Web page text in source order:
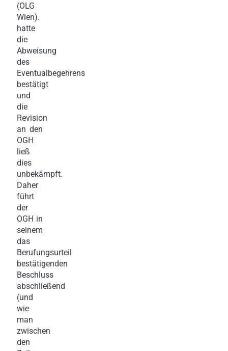
(OLG
Wien).
hatte
die
Abweisung
des
Eventualbegehrens
bestätigt
und
die
Revision
an den
OGH
ließ
dies
unbekämpft.
Daher
führt
der
OGH in
seinem
das
Berufungsurteil
bestätigenden
Beschluss
abschließend
(und
wie
man
zwischen
den